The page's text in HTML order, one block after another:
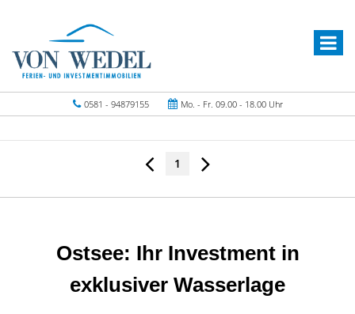
0581 - 94879155 Mo. - Fr. 09.00 - 18.00 Uhr
1
Ostsee: Ihr Investment in
exklusiver Wasserlage